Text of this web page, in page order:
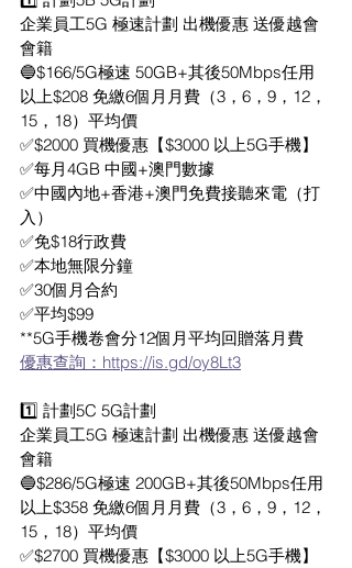
企業員工5G 極速計劃 出機優惠 送優越會
會籍
🔵$166/5G極速 50GB+其後50Mbps任用
以上$208 免繳6個月月費（3，6，9，12，
15，18）平均價
✅$2000 買機優惠【$3000 以上5G手機】
✅每月4GB 中國+澳門數據
✅中國內地+香港+澳門免費接聽來電（打
入）
✅免$18行政費
✅本地無限分鐘
✅30個月合約
✅平均$99
**5G手機卷會分12個月平均回贈落月費
優惠查詢：https://is.gd/oy8Lt3
1️⃣ 計劃5C 5G計劃
企業員工5G 極速計劃 出機優惠 送優越會
會籍
🔵$286/5G極速 200GB+其後50Mbps任用
以上$358 免繳6個月月費（3，6，9，12，
15，18）平均價
✅$2700 買機優惠【$3000 以上5G手機】